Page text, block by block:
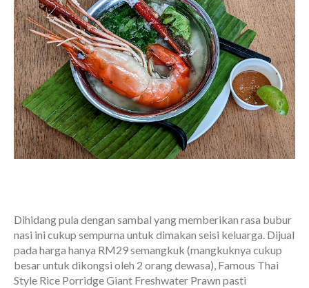
Dihidang pula dengan sambal yang memberikan rasa bubur
nasi ini cukup sempurna untuk dimakan seisi keluarga. Dijual
pada harga hanya RM29 semangkuk (mangkuknya cukup
besar untuk dikongsi oleh 2 orang dewasa), Famous Thai
Style Rice Porridge Giant Freshwater Prawn pasti